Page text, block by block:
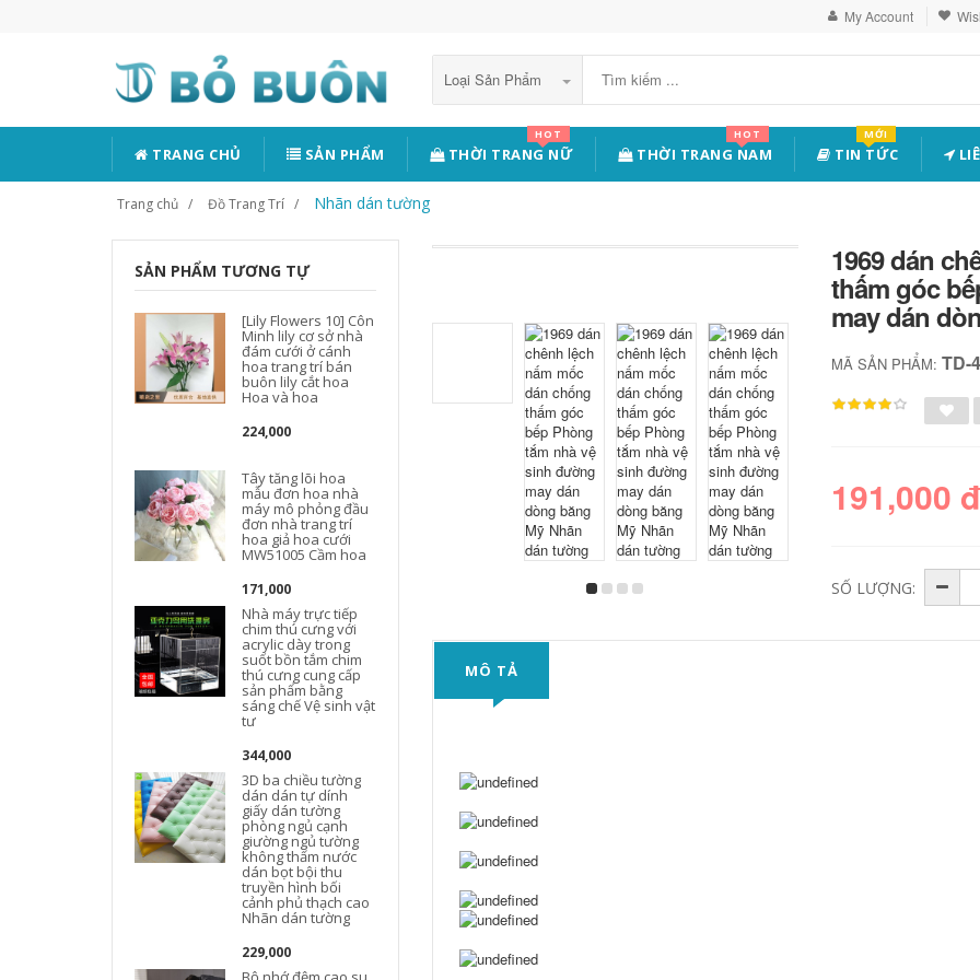
My Account
Loại Sản Phẩm
TRANG CHỦ SẢN PHẨM THỜI TRANG NỮ
HOT
THỜI TRANG NAM
HOT
TIN TỨC
MỚI
Trang chủ Đồ Trang Trí Nhãn dán tường
SẢN PHẨM TƯƠNG TỰ
[Lily Flowers 10] Côn
Minh lily cơ sở nhà
đám cưới ở cánh
hoa trang trí bán
buôn lily cắt hoa
Hoa và hoa
224,000
Tây tăng lõi hoa
mẫu đơn hoa nhà
máy mô phỏng đầu
đơn nhà trang trí
hoa giả hoa cưới
MW51005 Cầm hoa
171,000
Nhà máy trực tiếp
chim thú cưng với
acrylic dày trong
suốt bồn tắm chim
thú cưng cung cấp
sản phẩm bằng
sáng chế Vệ sinh vật
tư
344,000
3D ba chiều tường
dán dán tự dính
giấy dán tường
phòng ngủ cạnh
giường ngủ tường
không thấm nước
dán bọt bội thu
truyền hình bối
cảnh phủ thạch cao
Nhãn dán tường
229,000
1969 dán
thấm góc
may dán
MÃ SẢN PHẨM:TD-
191,000 đ
SỐ LƯỢNG:
MÔ TẢ